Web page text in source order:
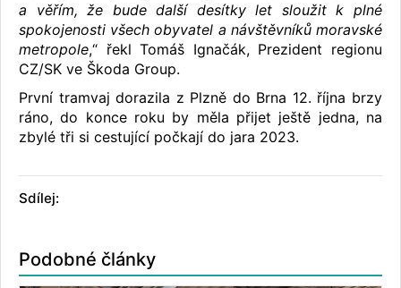
a věřím, že bude další desítky let sloužit k plné
spokojenosti všech obyvatel a návštěvníků moravské
metropole,“ řekl Tomáš Ignačák, Prezident regionu
CZ/SK ve Škoda Group.
První tramvaj dorazila z Plzně do Brna 12. října brzy
ráno, do konce roku by měla přijet ještě jedna, na
zbylé tři si cestující počkají do jara 2023.
Sdílej:
Podobné články